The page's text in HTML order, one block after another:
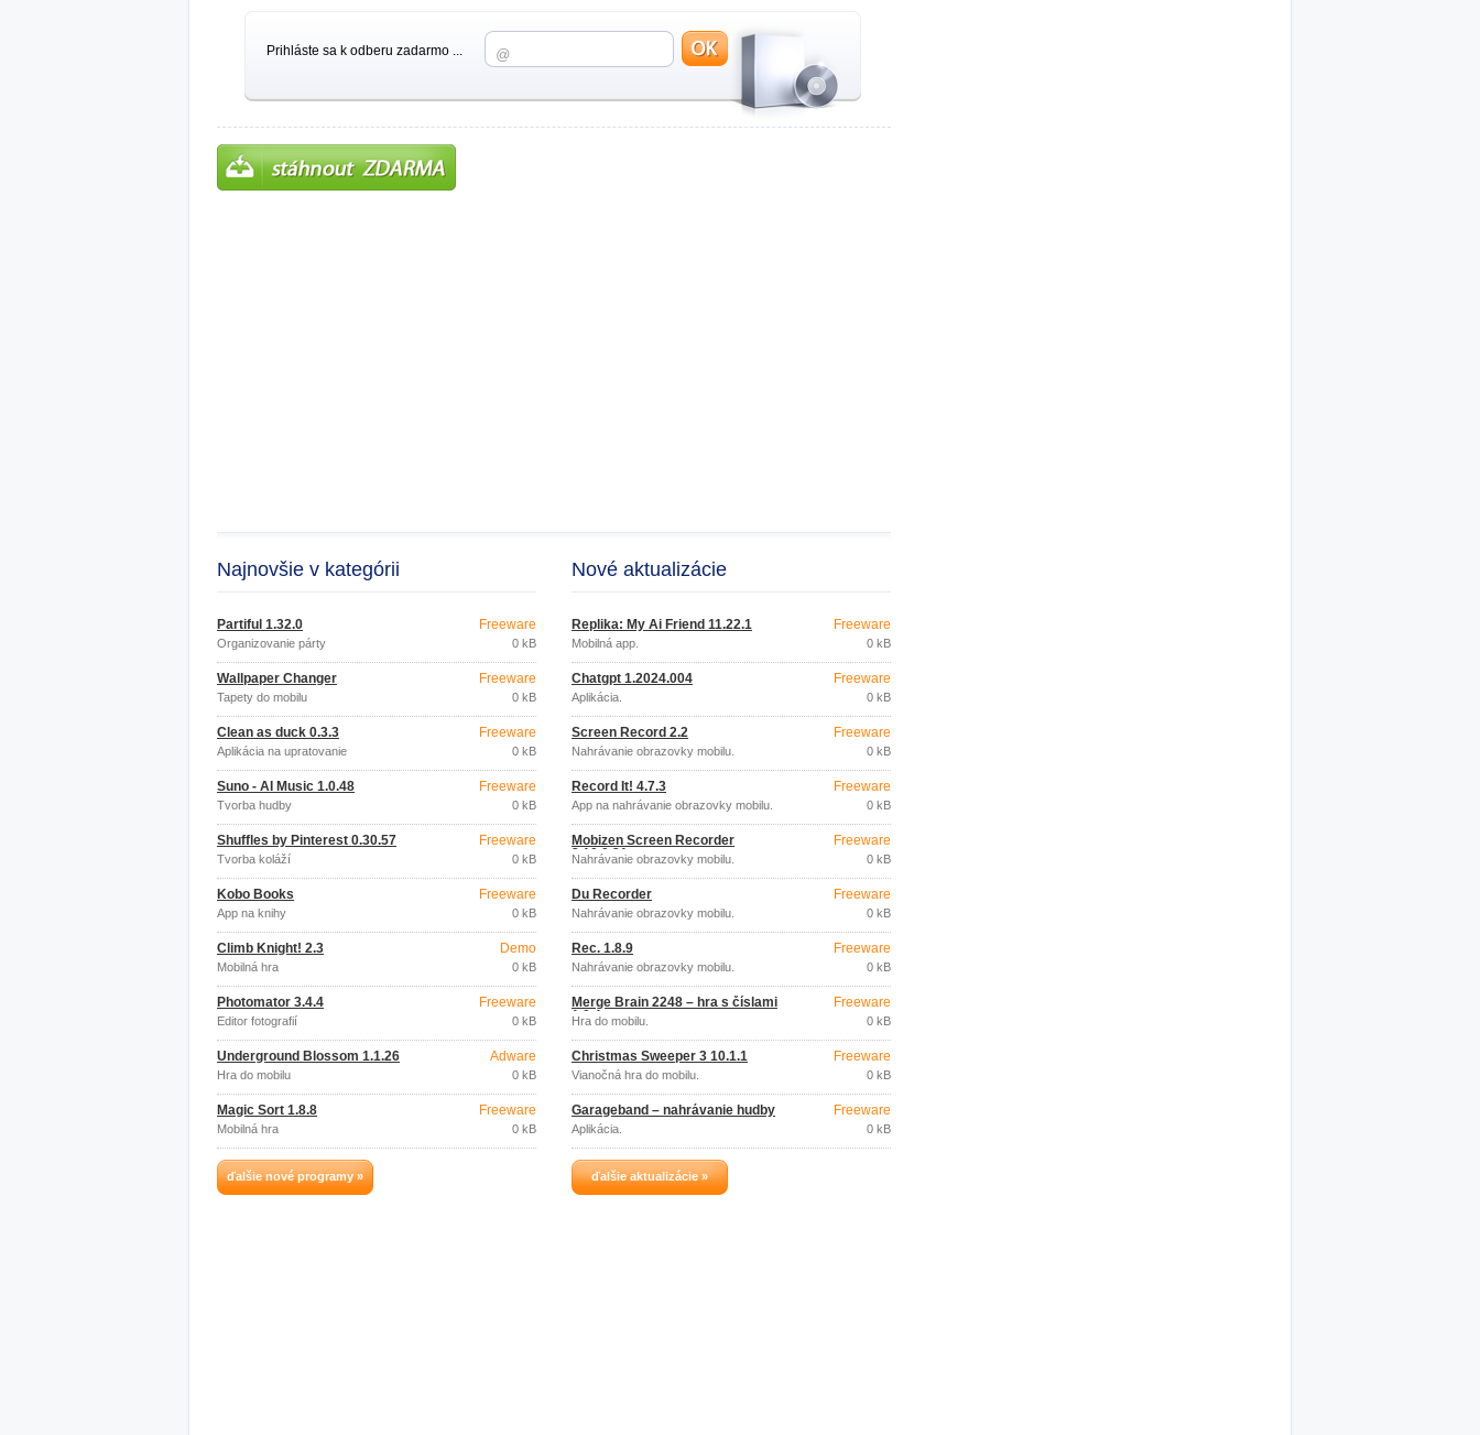
Prihláste sa k odberu zadarmo ...
Najnovšie v kategórii
Partiful 1.32.0
Organizovanie párty
Freeware
0 kB
Wallpaper Changer
Tapety do mobilu
Freeware
0 kB
Clean as duck 0.3.3
Aplikácia na upratovanie
Freeware
0 kB
Suno - AI Music 1.0.48
Tvorba hudby
Freeware
0 kB
Shuffles by Pinterest 0.30.57
Tvorba koláží
Freeware
0 kB
Kobo Books
App na knihy
Freeware
0 kB
Climb Knight! 2.3
Mobilná hra
Demo
0 kB
Photomator 3.4.4
Editor fotografií
Freeware
0 kB
Underground Blossom 1.1.26
Hra do mobilu
Adware
0 kB
Magic Sort 1.8.8
Mobilná hra
Freeware
0 kB
ďalšie nové programy »
Nové aktualizácie
Replika: My Ai Friend 11.22.1
Mobilná app.
Freeware
0 kB
Chatgpt 1.2024.004
Aplikácia.
Freeware
0 kB
Screen Record 2.2
Nahrávanie obrazovky mobilu.
Freeware
0 kB
Record It! 4.7.3
App na nahrávanie obrazovky mobilu.
Freeware
0 kB
Mobizen Screen Recorder
3.10.0.31
Nahrávanie obrazovky mobilu.
Freeware
0 kB
Du Recorder
Nahrávanie obrazovky mobilu.
Freeware
0 kB
Rec. 1.8.9
Nahrávanie obrazovky mobilu.
Freeware
0 kB
Merge Brain 2248 – hra s číslami
1.0.4
Hra do mobilu.
Freeware
0 kB
Christmas Sweeper 3 10.1.1
Vianočná hra do mobilu.
Freeware
0 kB
Garageband – nahrávanie hudby
Aplikácia.
Freeware
0 kB
ďalšie aktualizácie »